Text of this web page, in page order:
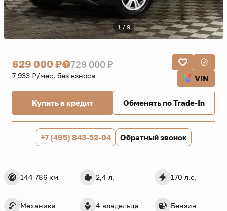
1 / 9
144 786 км 2,4 л. 170 л.с.
Механика 4 владельца Бензин
629 000 ₽ 729 000 ₽
7 933 ₽/мес. без взноса VIN
Купить в кредит Обменять по Trade-In
+7 (495) 843-52-04 Обратный звонок